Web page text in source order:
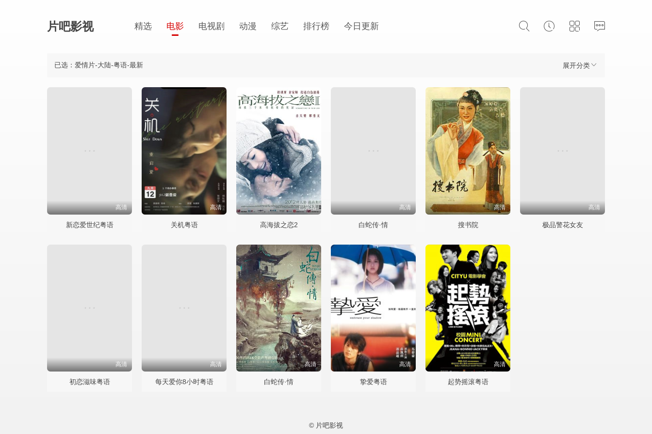
片吧影视 精选 电影 电视剧 动漫 综艺 排行榜 今日更新
展开分类
已选：爱情片-大陆-粤语-最新
高清
新恋爱世纪粤语
高清
关机粤语
已完结
高海拔之恋2
高清
白蛇传·情
高清
搜书院
高清
极品警花女友
高清
初恋滋味粤语
高清
每天爱你8小时粤语
高清
白蛇传·情
高清
挚爱粤语
高清
起势摇滚粤语
© 片吧影视